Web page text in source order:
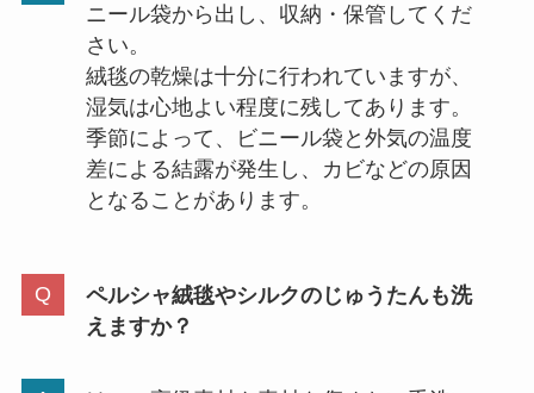
ニール袋から出し、収納・保管してくだ
さい。
絨毯の乾燥は十分に行われていますが、
湿気は心地よい程度に残してあります。
季節によって、ビニール袋と外気の温度
差による結露が発生し、カビなどの原因
となることがあります。
ペルシャ絨毯やシルクのじゅうたんも洗
えますか？